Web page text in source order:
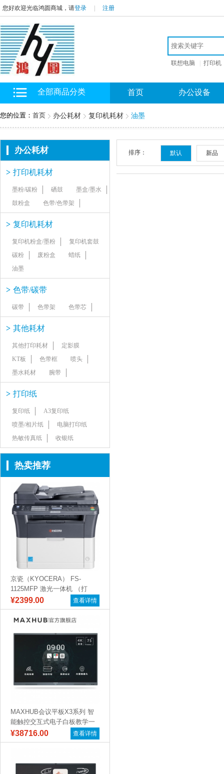
您好欢迎光临鸿圆商城，请登录 注册
联想电脑 打印机
全部商品分类 首页 办公设备
您的位置： 首页 办公耗材 复印机耗材 油墨
办公耗材
> 打印机耗材
墨粉/碳粉 硒鼓
墨盒/墨水
鼓粉盒
色带/色带架
> 复印机耗材
复印机粉盒/墨粉
复印机套鼓
碳粉
废粉盒
蜡纸
油墨
> 色带/碳带
碳带 色带架 色带芯
> 其他耗材
其他打印耗材
定影膜
KT板
色带框
喷头
墨水耗材
腕带
> 打印纸
复印纸
A3复印纸
喷墨/相片纸
电脑打印纸
热敏传真纸
收银纸
热卖推荐
京瓷（KYOCERA） FS-
1125MFP 激光一体机 （打
印...
¥2399.00 查看详情
MAXHUB会议平板X3系列 智
能触控交互式电子白板教学一
体机远...
¥38716.00 查看详情
排序： 默认 新品